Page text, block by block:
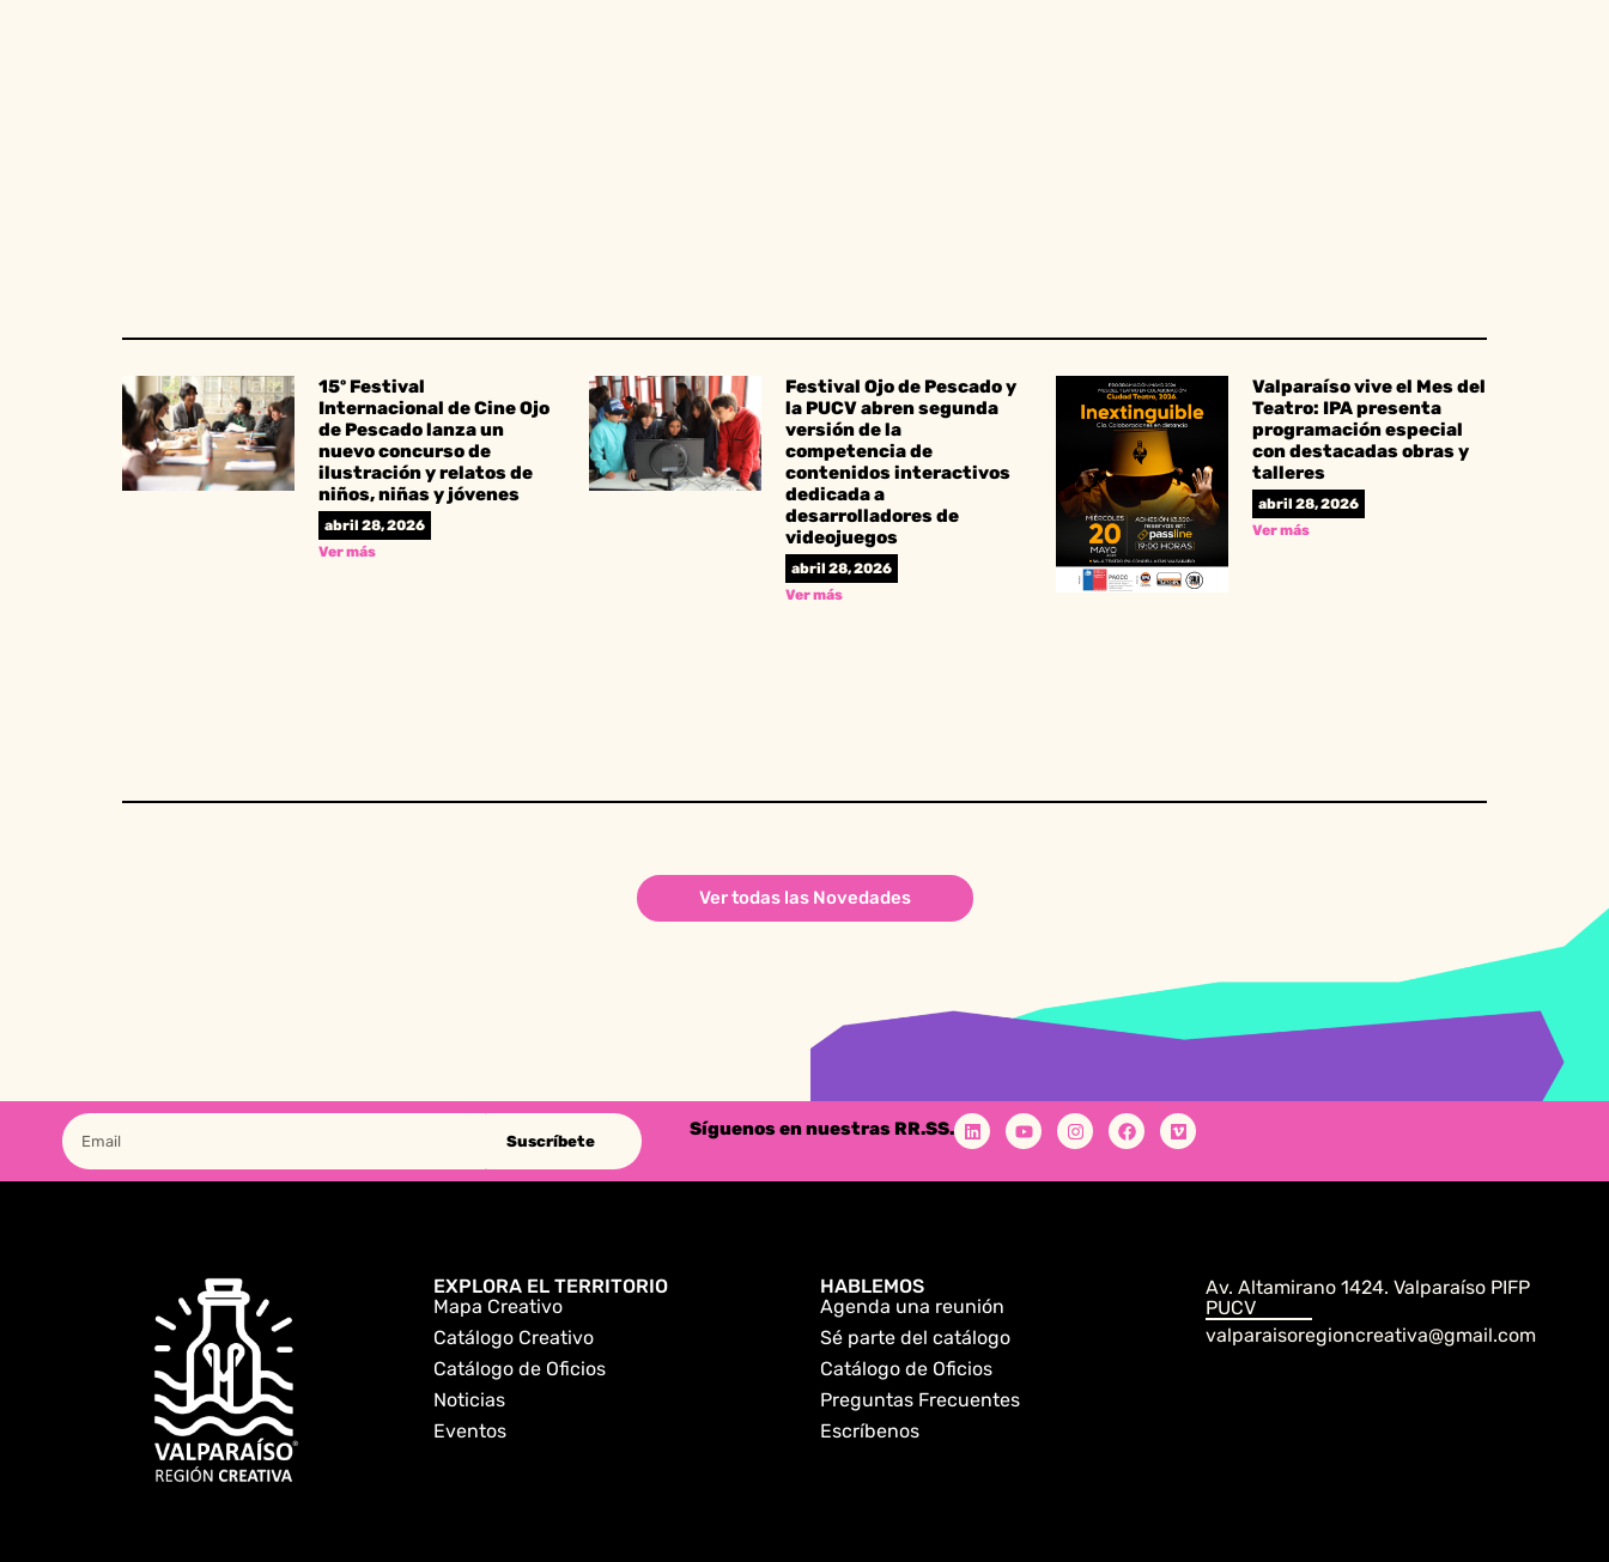
15º Festival
Internacional de Cine Ojo
de Pescado lanza un
nuevo concurso de
ilustración y relatos de
niños, niñas y jóvenes
abril 28, 2026
Ver más
Festival Ojo de Pescado y
la PUCV abren segunda
versión de la
competencia de
contenidos interactivos
dedicada a
desarrolladores de
videojuegos
abril 28, 2026
Ver más
Valparaíso vive el Mes del
Teatro: IPA presenta
programación especial
con destacadas obras y
talleres
abril 28, 2026
Ver más
Ver todas las Novedades
Suscríbete
Síguenos en nuestras RR.SS.
EXPLORA EL TERRITORIO
Mapa Creativo
Catálogo Creativo
Catálogo de Oficios
Noticias
Eventos
HABLEMOS
Agenda una reunión
Sé parte del catálogo
Catálogo de Oficios
Preguntas Frecuentes
Escríbenos
Av. Altamirano 1424. Valparaíso PIFP
PUCV
valparaisoregioncreativa@gmail.com